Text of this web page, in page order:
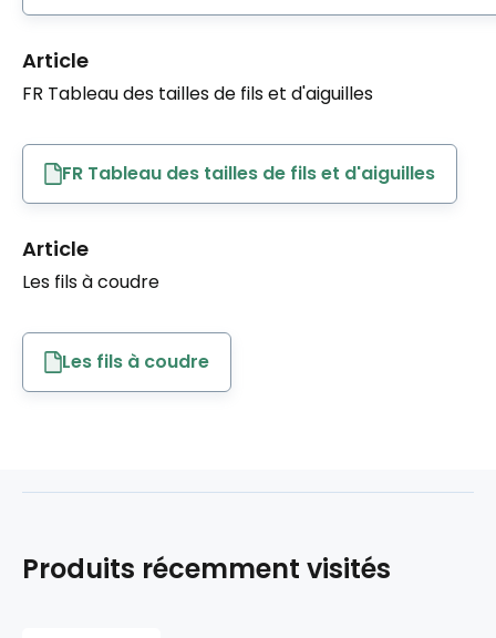
Article
FR Tableau des tailles de fils et d'aiguilles
FR Tableau des tailles de fils et d'aiguilles
Article
Les fils à coudre
Les fils à coudre
Produits récemment visités